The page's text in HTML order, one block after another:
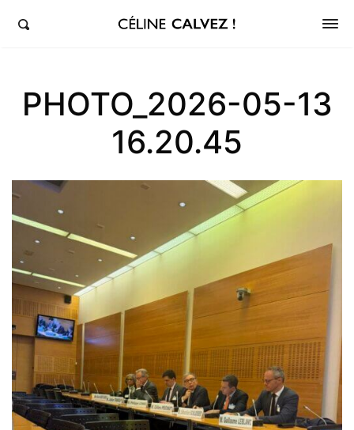
Céline Calvez, députée de la 5ème circonscription des Hauts-de-Seine et Clichy-Levallois
PHOTO_2026-05-13
16.20.45